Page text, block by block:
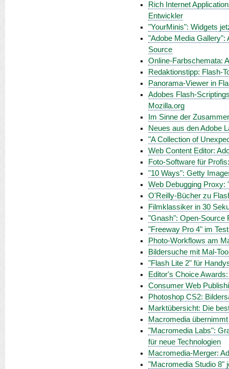
Rich Internet
Entwickler
"YourMinis": Widgets
"Adobe Media Gallery":
Source
Online-Farbschemata:
Redaktionstipp: Flash-
Panorama-Viewer in
Adobes Flash-
Mozilla.org
Im Sinne der
Neues aus den Adobe
"A Collection of
Web Content Editor:
Foto-Software für
"10 Ways": Getty
Web Debugging Proxy:
O'Reilly-Bücher zu
Filmklassiker in 30
"Gnash": Open-Source
"Freeway Pro 4" im
Photo-Workflows am
Bildersuche mit Mal-
"Flash Lite 2" für
Editor's Choice
Consumer Web
Photoshop CS2:
Marktübersicht: Die
Macromedia
"Macromedia Labs":
für neue Technologien
Macromedia-Merger:
"Macromedia Studio 8"